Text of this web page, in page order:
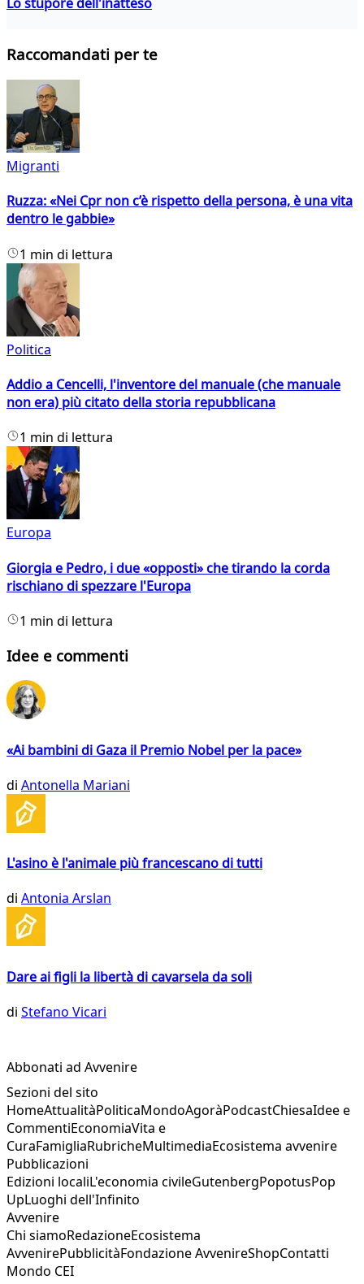
Raccomandati per te
Migranti
Ruzza: «Nei Cpr non c’è rispetto della persona, è una vita
dentro le gabbie»
1 min di lettura
Politica
Addio a Cencelli, l'inventore del manuale (che manuale
non era) più citato della storia repubblicana
1 min di lettura
Europa
Giorgia e Pedro, i due «opposti» che tirando la corda
rischiano di spezzare l'Europa
1 min di lettura
Idee e commenti
«Ai bambini di Gaza il Premio Nobel per la pace»
di Antonella Mariani
L'asino è l'animale più francescano di tutti
di Antonia Arslan
Dare ai figli la libertà di cavarsela da soli
di Stefano Vicari
Abbonati ad Avvenire
Sezioni del sito
HomeAttualitàPoliticaMondoAgoràPodcastChiesaIdee e
CommentiEconomiaVita e
CuraFamigliaRubricheMultimediaEcosistema avvenire
Pubblicazioni
Edizioni localiL'economia civileGutenbergPopotusPop
UpLuoghi dell'Infinito
Avvenire
Chi siamoRedazioneEcosistema
AvvenirePubblicitàFondazione AvvenireShopContatti
Mondo CEI